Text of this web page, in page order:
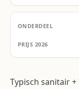
Typisch sanitair